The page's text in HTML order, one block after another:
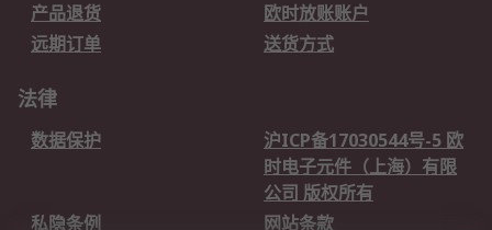
产品退货
欧时放账账户
远期订单
送货方式
法律
数据保护
沪ICP备17030544号-5 欧
时电子元件（上海）有限
公司 版权所有
私隐条例
网站条款